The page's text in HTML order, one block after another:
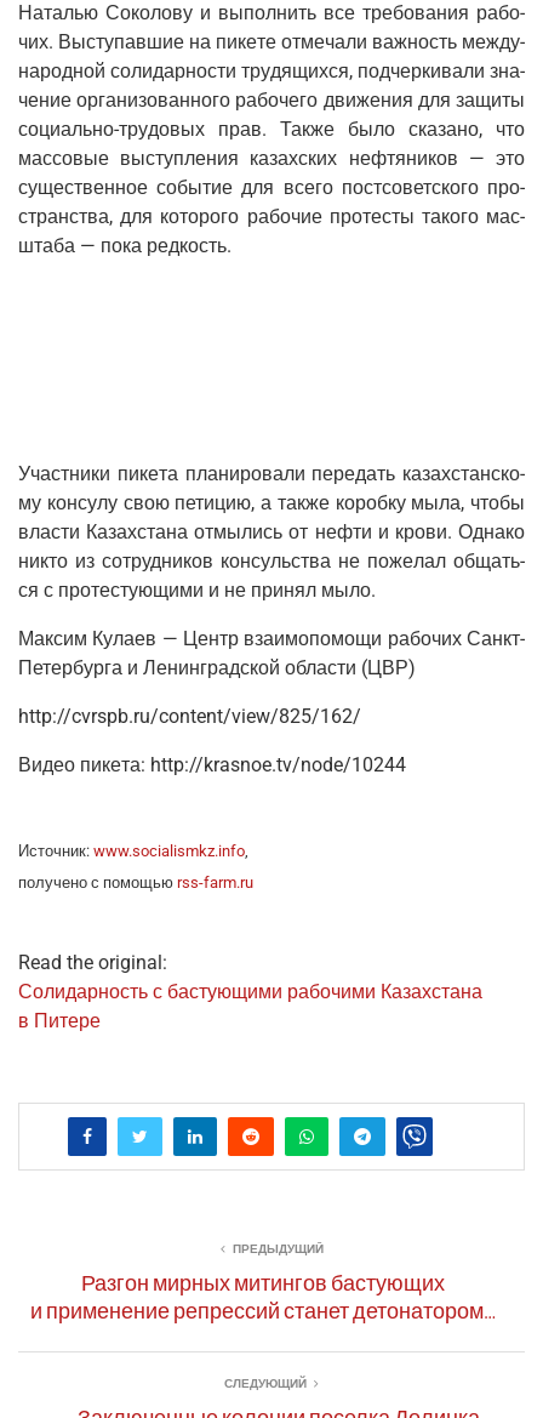
Ната­лью Соко­ло­ву и выпол­нить все тре­бо­ва­ния рабо­
чих. Высту­пав­шие на пике­те отме­ча­ли важ­ность меж­ду­
на­род­ной соли­дар­но­сти тру­дя­щих­ся, под­чер­ки­ва­ли зна­
че­ние орга­ни­зо­ван­но­го рабо­че­го дви­же­ния для защи­ты
соци­аль­но-тру­до­вых прав. Так­же было ска­за­но, что
мас­со­вые выступ­ле­ния казах­ских неф­тя­ни­ков — это
суще­ствен­ное собы­тие для все­го пост­со­вет­ско­го про­
стран­ства, для кото­ро­го рабо­чие про­те­сты тако­го мас­
шта­ба — пока ред­кость.
Участ­ни­ки пике­та пла­ни­ро­ва­ли пере­дать казах­стан­ско­
му кон­су­лу свою пети­цию, а так­же короб­ку мыла, что­бы
вла­сти Казах­ста­на отмы­лись от неф­ти и кро­ви. Одна­ко
никто из сотруд­ни­ков кон­суль­ства не поже­лал общать­
ся с про­те­сту­ю­щи­ми и не при­нял мыло.
Мак­сим Кула­ев — Центр вза­и­мо­по­мо­щи рабо­чих Санкт-
Петер­бур­га и Ленин­град­ской обла­сти (ЦВР)
http://cvrspb.ru/content/view/825/162/
Видео пике­та: http://krasnoe.tv/node/10244
Источ­ник: www.socialismkz.info,
полу­че­но с помо­щью rss-farm.ru
Read the original:
Соли­дар­ность с басту­ю­щи­ми рабо­чи­ми Казах­ста­на
в Питере
ПРЕДЫДУЩИЙ
Разгон мирных митингов бастующих
и применение репрессий станет детонатором…
СЛЕДУЮЩИЙ